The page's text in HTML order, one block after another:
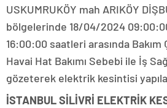
USKUMRUKÖY mah ARIKÖY
bölgelerinde 18/04/2024
16:00:00 saatleri arasında Bakım
Havai Hat Bakımı Sebebi ile İş
gözeterek elektrik kesintisi
İSTANBUL SİLİVRİ ELEKTRİK